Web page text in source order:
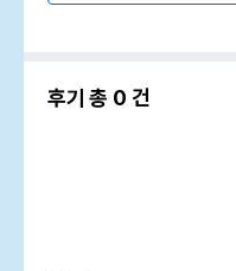
후기 총 0 건